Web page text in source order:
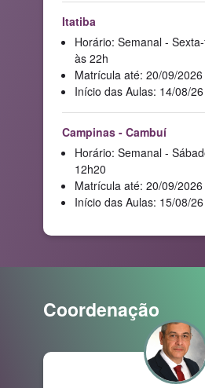
Itatiba
Horário: Semanal -
às 22h
Matrícula até: 20/09/2026
Início das Aulas: 14/08/26
Campinas - Cambuí
Horário: Semanal -
12h20
Matrícula até: 20/09/2026
Início das Aulas: 15/08/26
Coordenação